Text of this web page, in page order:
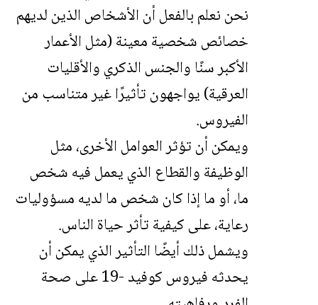
نحن نعلم بالفعل أن الأشخاص الذين لديهم
خصائص شخصية معينة (مثل الأعمار
الأكبر سنًا والجنس الذكري والأقليات
العرقية) يواجهون تأثيرًا غير متناسب من
الفيروس.
ويمكن أن تؤثر العوامل الأخرى، مثل
الوظيفة والقطاع الذي يعمل فيه شخص
ما، أو ما إذا كان شخص ما لديه مسؤوليات
رعاية، على كيفية تأثر حياة الناس.
ويشمل ذلك أيضًا التأثير الذي يمكن أن
يحدثه فيروس كوفيد -19 على صحة